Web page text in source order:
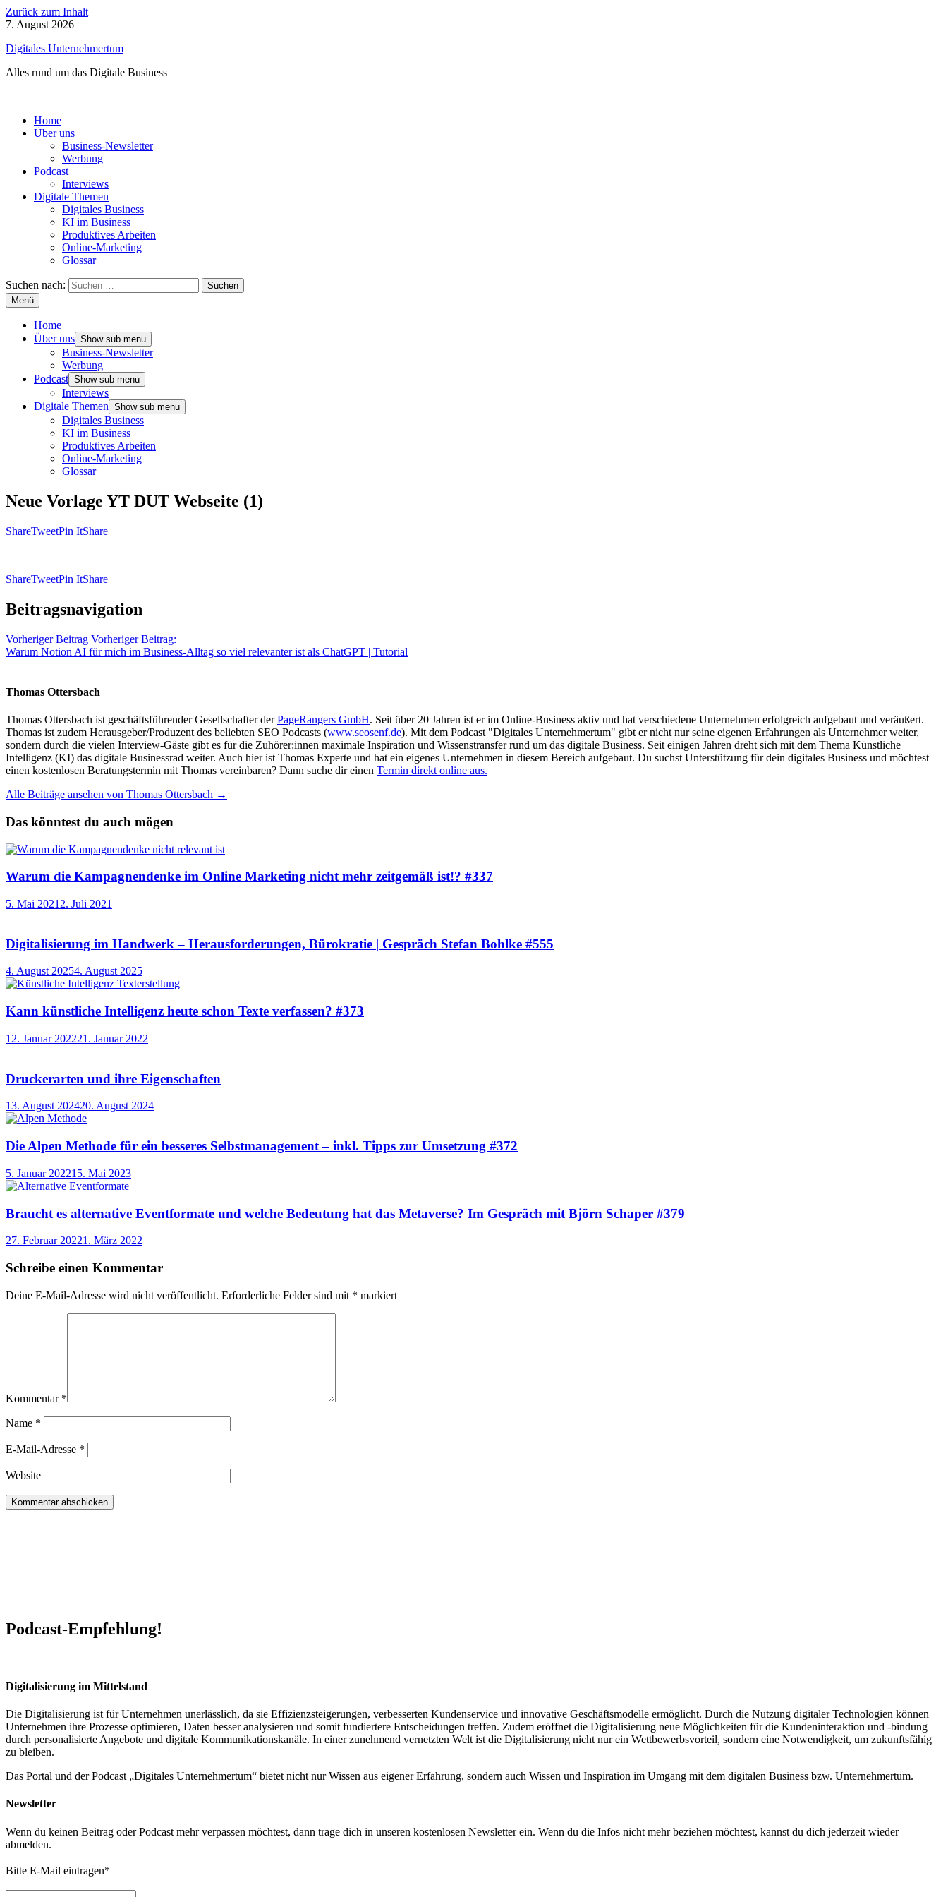
Zurück zum Inhalt
7. August 2026
Digitales Unternehmertum
Alles rund um das Digitale Business
Home
Über uns
Business-Newsletter
Werbung
Podcast
Interviews
Digitale Themen
Digitales Business
KI im Business
Produktives Arbeiten
Online-Marketing
Glossar
Suchen nach:
Menü
Home
Über uns Show sub menu
Business-Newsletter
Werbung
Podcast Show sub menu
Interviews
Digitale Themen Show sub menu
Digitales Business
KI im Business
Produktives Arbeiten
Online-Marketing
Glossar
Neue Vorlage YT DUT Webseite (1)
ShareTweetPin ItShare
ShareTweetPin ItShare
Beitragsnavigation
Vorheriger Beitrag Vorheriger Beitrag:
Warum Notion AI für mich im Business-Alltag so viel relevanter ist als ChatGPT | Tutorial
Thomas Ottersbach
Thomas Ottersbach ist geschäftsführender Gesellschafter derPageRangers GmbH. Seit über 20 Jahren ist er im Online-Business aktiv und hat verschiedene Unternehmen erfolgreich aufgebaut und veräußert.
Thomas ist zudem Herausgeber/Produzent des beliebten SEO Podcasts (www.seosenf.de). Mit dem Podcast "Digitales Unternehmertum" gibt er nicht nur seine eigenen Erfahrungen als Unternehmer weiter,
sondern durch die vielen Interview-Gäste gibt es für die Zuhörer:innen maximale Inspiration und Wissenstransfer rund um das digitale Business. Seit einigen Jahren dreht sich mit dem Thema Künstliche
Intelligenz (KI) das digitale Businessrad weiter. Auch hier ist Thomas Experte und hat ein eigenes Unternehmen in diesem Bereich aufgebaut. Du suchst Unterstützung für dein digitales Business und möchtest
einen kostenlosen Beratungstermin mit Thomas vereinbaren? Dann suche dir einen Termin direkt online aus.
Alle Beiträge ansehen von Thomas Ottersbach →
Das könntest du auch mögen
Warum die Kampagnendenke im Online Marketing nicht mehr zeitgemäß ist!? #337
5. Mai 2021 2. Juli 2021
Digitalisierung im Handwerk – Herausforderungen, Bürokratie | Gespräch Stefan Bohlke #555
4. August 20254. August 2025
Kann künstliche Intelligenz heute schon Texte verfassen? #373
12. Januar 202221. Januar 2022
Druckerarten und ihre Eigenschaften
13. August 202420. August 2024
Die Alpen Methode für ein besseres Selbstmanagement – inkl. Tipps zur Umsetzung #372
5. Januar 202215. Mai 2023
Braucht es alternative Eventformate und welche Bedeutung hat das Metaverse? Im Gespräch mit Björn Schaper #379
27. Februar 20221. März 2022
Schreibe einen Kommentar
Deine E-Mail-Adresse wird nicht veröffentlicht. Erforderliche Felder sind mit * markiert
Kommentar *
Name *
E-Mail-Adresse *
Website
Podcast-Empfehlung!
Digitalisierung im Mittelstand
Die Digitalisierung ist für Unternehmen unerlässlich, da sie Effizienzsteigerungen, verbesserten Kundenservice und innovative Geschäftsmodelle ermöglicht. Durch die Nutzung digitaler Technologien können
Unternehmen ihre Prozesse optimieren, Daten besser analysieren und somit fundiertere Entscheidungen treffen. Zudem eröffnet die Digitalisierung neue Möglichkeiten für die Kundeninteraktion und -bindung
durch personalisierte Angebote und digitale Kommunikationskanäle. In einer zunehmend vernetzten Welt ist die Digitalisierung nicht nur ein Wettbewerbsvorteil, sondern eine Notwendigkeit, um zukunftsfähig
zu bleiben.
Das Portal und der Podcast „Digitales Unternehmertum“ bietet nicht nur Wissen aus eigener Erfahrung, sondern auch Wissen und Inspiration im Umgang mit dem digitalen Business bzw. Unternehmertum.
Newsletter
Wenn du keinen Beitrag oder Podcast mehr verpassen möchtest, dann trage dich in unseren kostenlosen Newsletter ein. Wenn du die Infos nicht mehr beziehen möchtest, kannst du dich jederzeit wieder
abmelden.
Bitte E-Mail eintragen*